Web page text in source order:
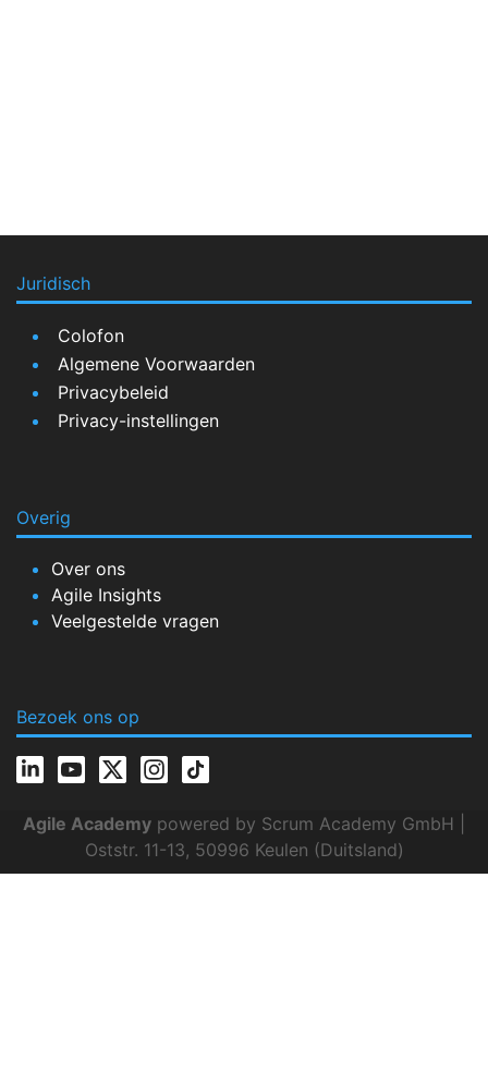
Juridisch
Colofon
Algemene Voorwaarden
Privacybeleid
Privacy-instellingen
Overig
Over ons
Agile Insights
Veelgestelde vragen
Bezoek ons op
Agile Academy powered by Scrum Academy GmbH |
Oststr. 11-13, 50996 Keulen (Duitsland)